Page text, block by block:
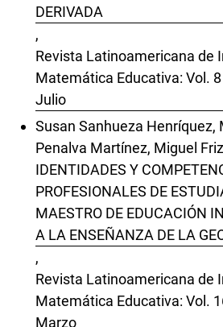
DERIVADA
,
Revista Latinoamericana de
Matemática Educativa: Vol.
Julio
Susan Sanhueza Henríquez,
Penalva Martínez, Miguel
IDENTIDADES Y
PROFESIONALES DE
MAESTRO DE EDUCACIÓN
A LA ENSEÑANZA DE LA
,
Revista Latinoamericana de
Matemática Educativa: Vol.
Marzo